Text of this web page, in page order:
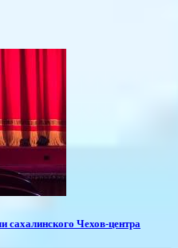
сахалинского Чехов-центра